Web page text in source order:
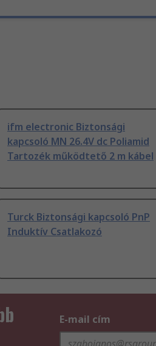
ifm electronic Biztonsági
kapcsoló MN 26.4V dc Poliamid
Tartozék működtető 2 m kábel
Turck Biztonsági kapcsoló PnP
Induktív Csatlakozó
E-mail cím